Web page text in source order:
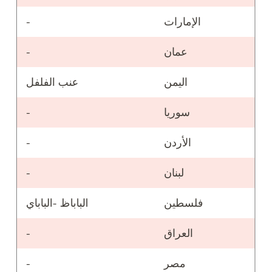
الإمارات -
عمان -
اليمن عنب الفلفل
سوريا -
الأردن -
لبنان -
فلسطين الباباظ -الباباي
العراق -
مصر -